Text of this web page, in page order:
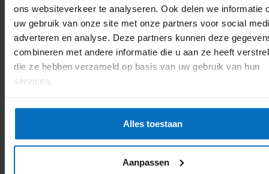
ons websiteverkeer te analyseren. Ook delen we informatie
uw gebruik van onze site met onze partners voor social
adverteren en analyse. Deze partners kunnen deze
combineren met andere informatie die u aan ze heeft
die ze hebben verzameld op basis van uw gebruik van hun
services.
Alles toestaan
Aanpassen
Vraag vandaag
nog een
offerte aan
Wilt u liever eerst met
iemand spreken?
met ons.
Offerte
aanvragen
Contact